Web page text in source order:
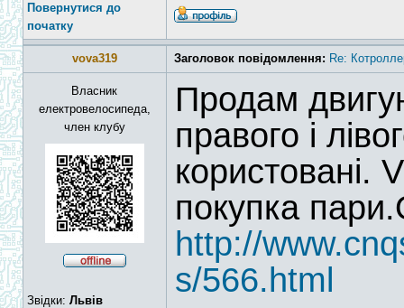
Повернутися до
початку
vova319 Заголовок повідомлення: Re:
Власник
електровелосипеда,
член клубу
Звідки: Львів
Продам
правого і
користовані.
покупка
http://
s/566.html